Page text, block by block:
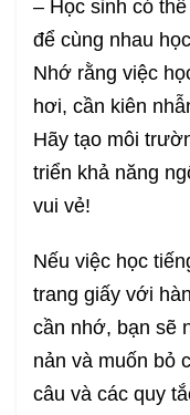
– Học sinh có
để cùng nhau
Nhớ rằng việc
hơi, cần kiên
Hãy tạo môi
triển khả năng
vui vẻ!
Nếu việc học
trang giấy với
cần nhớ, bạn sẽ
nản và muốn bỏ
câu và các quy